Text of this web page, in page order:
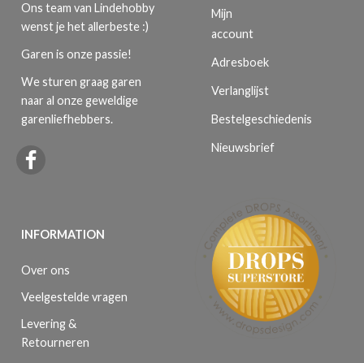
Ons team van Lindehobby
wenst je het allerbeste :)
Garen is onze passie!
We sturen graag garen
naar al onze geweldige
garenliefhebbers.
INFORMATION
Over ons
Veelgestelde vragen
Levering &
Retourneren
Mijn
account
Adresboek
Verlanglijst
Bestelgeschiedenis
Nieuwsbrief